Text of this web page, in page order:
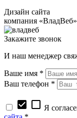
Дизайн сайта
компания «ВладВеб»
Закажите звонок
И наш менеджер
Ваше имя *
Ваш телефон *
check_box check_box_outline_blank Я